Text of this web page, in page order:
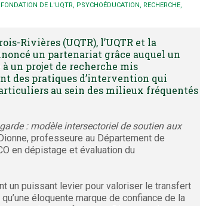
FONDATION DE L'UQTR, PSYCHOÉDUCATION, RECHERCHE,
Rivières (UQTR), l’UQTR et la
un partenariat grâce auquel un
un projet de recherche mis
des pratiques d’intervention qui
au sein des milieux fréquentés
: modèle intersectoriel de soutien aux
professeure au Département de
en dépistage et évaluation du
un puissant levier pour valoriser le transfert
éloquente marque de confiance de la